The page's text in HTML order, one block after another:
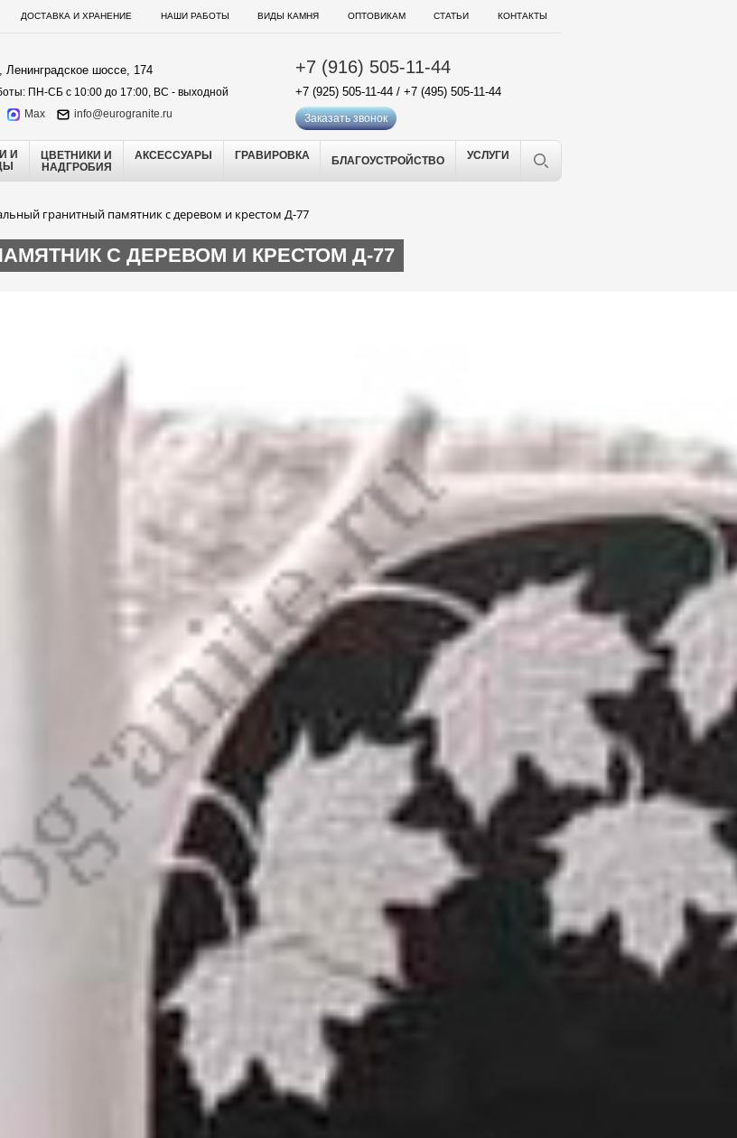
ДОСТАВКА И ХРАНЕНИЕ НАШИ РАБОТЫ ВИДЫ КАМНЯ ОПТОВИКАМ СТАТЬИ КОНТАКТЫ
Ленинградское шоссе, 174
ПН-СБ с 10:00 до 17:00, ВС - выходной
Max info@eurogranite.ru
+7 (916) 505-11-44
+7 (925) 505-11-44 / +7 (495) 505-11-44
Заказать звонок
И
ЦВЕТНИКИ И
НАДГРОБИЯ
АКСЕССУАРЫ ГРАВИРОВКА БЛАГОУСТРОЙСТВО УСЛУГИ
гранитный памятник с деревом и крестом Д-77
С ДЕРЕВОМ И КРЕСТОМ Д-77